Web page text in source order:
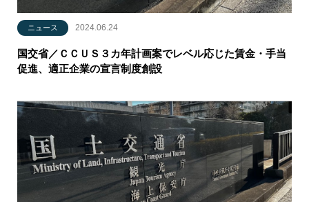
ニュース 2024.06.24
国交省／ＣＣＵＳ３カ年計画案でレベル応じた賃金・手当
促進、適正企業の宣言制度創設